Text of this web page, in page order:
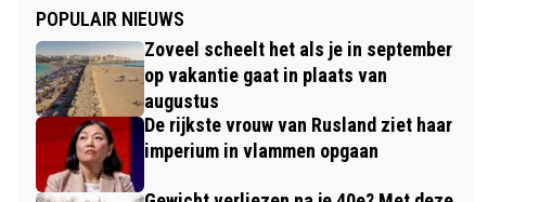
POPULAIR NIEUWS
Zoveel scheelt het als je in september
op vakantie gaat in plaats van
augustus
De rijkste vrouw van Rusland ziet haar
imperium in vlammen opgaan